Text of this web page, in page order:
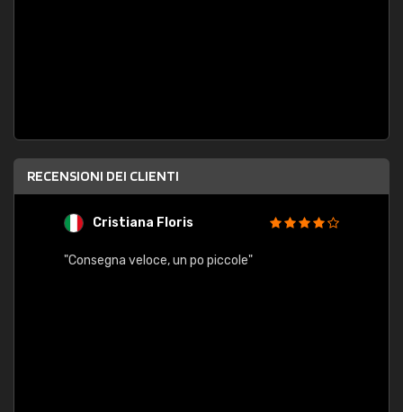
RECENSIONI DEI CLIENTI
Cristiana Floris
"Consegna veloce, un po piccole"